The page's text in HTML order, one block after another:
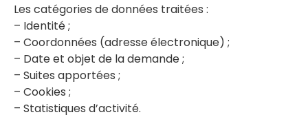
Les catégories de données traitées :
– Identité ;
– Coordonnées (adresse électronique) ;
– Date et objet de la demande ;
– Suites apportées ;
– Cookies ;
– Statistiques d’activité.